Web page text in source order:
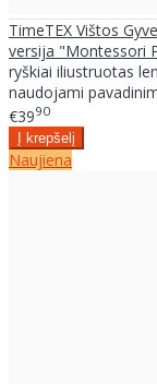
TimeTEX Vištos
versija "Montessori
ryškiai iliustruotas
naudojami
€3990
Naujiena